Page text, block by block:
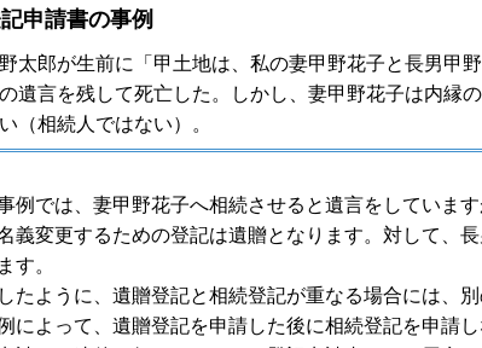
申請書の事例
太郎が生前に「甲土地は、私の妻甲野花子と長男甲
遺言を残して死亡した。しかし、妻甲野花子は内縁
（相続人ではない）。
例では、妻甲野花子へ相続させると遺言をしていま
義変更するための登記は遺贈となります。対して、
す。
たように、遺贈登記と相続登記が重なる場合には、
によって、遺贈登記を申請した後に相続登記を申請